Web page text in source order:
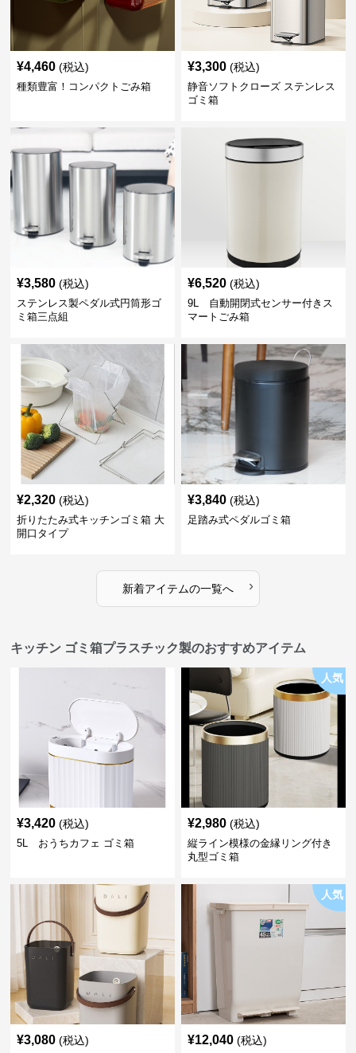
¥4,460 (税込)
種類豊富！コンパクトごみ箱
¥3,300 (税込)
静音ソフトクローズ ステンレス
ゴミ箱
¥3,580 (税込)
ステンレス製ペダル式円筒形ゴ
ミ箱三点組
¥6,520 (税込)
9L 自動開閉式センサー付きス
マートごみ箱
¥2,320 (税込)
折りたたみ式キッチンゴミ箱 大
開口タイプ
¥3,840 (税込)
足踏み式ペダルゴミ箱
新着アイテムの一覧へ ›
キッチン ゴミ箱プラスチック製のおすすめアイテム
¥3,420 (税込)
5L おうちカフェ ゴミ箱
人気
¥2,980 (税込)
縦ライン模様の金縁リング付き
丸型ゴミ箱
¥3,080 (税込)
人気
¥12,040 (税込)